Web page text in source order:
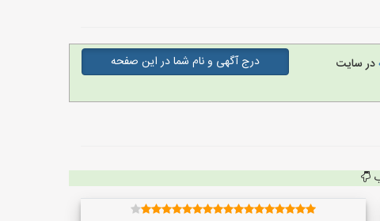
در سایت
درج آگهی و نام شما در این صفحه